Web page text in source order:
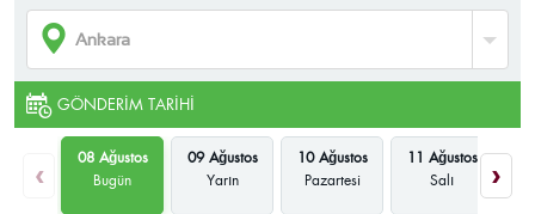
GÖNDERIM TARIHI
‹
08 Ağustos
Bugün
09 Ağustos
Yarın
10 Ağustos
Pazartesi
11 Ağustos
Salı
›